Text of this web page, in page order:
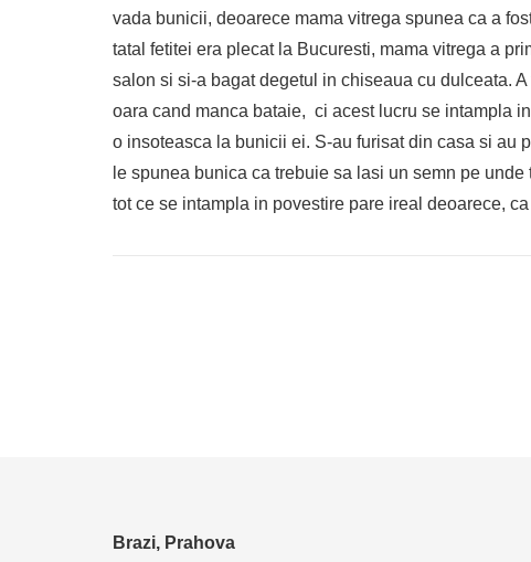
vada bunicii, deoarece mama vitrega spunea ca a
tatal fetitei era plecat la Bucuresti, mama vitrega a
salon si si-a bagat degetul in chiseaua cu dulceata.
oara cand manca bataie, ci acest lucru se intampla
o insoteasca la bunicii ei. S-au furisat din casa si au
le spunea bunica ca trebuie sa lasi un semn pe
tot ce se intampla in povestire pare ireal deoarece,
Brazi, Prahova